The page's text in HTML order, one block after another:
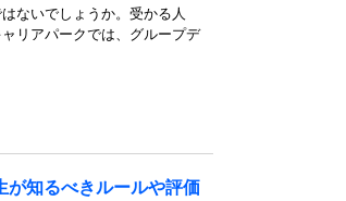
ないでしょうか。受かる人
リアパークでは、グループデ
が知るべきルールや評価